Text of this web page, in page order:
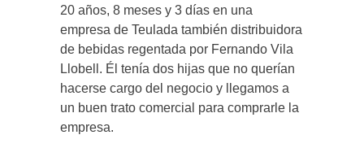
20 años, 8 meses y 3 días en una
empresa de Teulada también distribuidora
de bebidas regentada por Fernando Vila
Llobell. Él tenía dos hijas que no querían
hacerse cargo del negocio y llegamos a
un buen trato comercial para comprarle la
empresa.